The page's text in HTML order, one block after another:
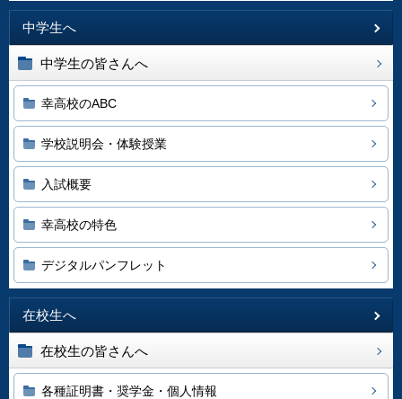
中学生へ
中学生の皆さんへ
幸高校のABC
学校説明会・体験授業
入試概要
幸高校の特色
デジタルパンフレット
在校生へ
在校生の皆さんへ
各種証明書・奨学金・個人情報